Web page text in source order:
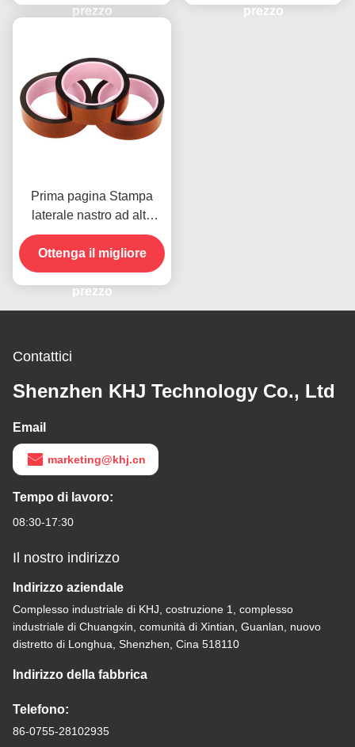
prezzo prezzo
Prima pagina Stampa
laterale nastro ad alta
temperatura per il
prodotto in magazzino
Ottenga il migliore
prezzo
Contattici
Shenzhen KHJ Technology Co., Ltd
Email
marketing@khj.cn
Tempo di lavoro:
08:30-17:30
Il nostro indirizzo
Indirizzo aziendale
Complesso industriale di KHJ, costruzione 1, complesso
industriale di Chuangxin, comunità di Xintian, Guanlan, nuovo
distretto di Longhua, Shenzhen, Cina 518110
Indirizzo della fabbrica
Telefono:
86-0755-28102935